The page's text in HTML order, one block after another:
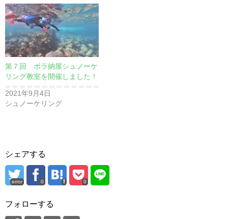
第７回 ボラ納屋シュノーケ
リング教室を開催しました！
2021年9月4日
シュノーケリング
シェアする
error 0 0
フォローする